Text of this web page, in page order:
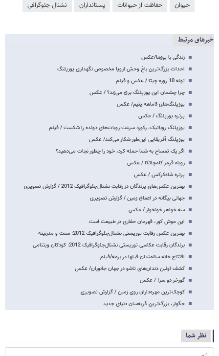
حیوان حفاظت از حیوانات پستانداران نشنال جئوگرافی
خبرهای مرتبط
زندگی با یوزها/عکس
احداث بزرگ‌ترین باغ وحش اروپا مخصوص نگهداری یوزپلنگ
توله 10 روزه چیتا / عکس و فیلم
چرا چشمان این یوزپلنگ برق می‌زند؟ / عکس
یوزپلنگ‌های 3ماهه یتیم/ عکس
پرتره یوزپلنگ / عکس
یوزپلنگ روباتیک، رکورد سرعت روبات‌های دونده را شکست / فیلم
یوزپلنگ آفریقایی این‌طور شکار می‌کند/ عکس
اگر یک تمساح به شما حمله کرد، خود را چطور نجات می‌دهید؟
روباه قرمز کامچاتکا / عکس
پرتره شاه‌کرکس / عکس
بهترین عکس‌های پرندگان در رقابت نشنال‌جئوگرافیک 2012 / گزارش تصویری
جهانی بیگانه در اعماق زمین / گزارش تصویری
سه خواهر خونخوار / عکس
این موش کور، قهرمان حفاری در طبیعت است
بهترین عکس رقابت توریستی نشنال‌جئوگرافیک 2012: سنت و مدرنیته
برندگان رقابت عکاسی توریستی نشنال‌جئوگرافیک 2012: کودکان ویتنامی
افتتاح خانه سالمندان فیلها در برمه/فیلم
کشف اولین دندان‌های تاشو در جهان جانوران/ عکس
گورخر دو سر! / عکس
کوچک‌ترین مهره‌داران روی زمین / گزارش تصویری
جگوار، بزرگ‌ترین گربه‌سان دنیای جدید
نظر شما